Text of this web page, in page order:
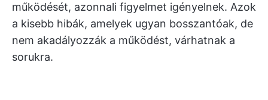
működését, azonnali figyelmet igényelnek. Azok
a kisebb hibák, amelyek ugyan bosszantóak, de
nem akadályozzák a működést, várhatnak a
sorukra.